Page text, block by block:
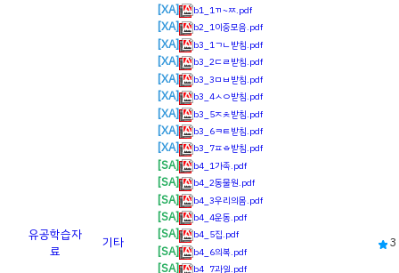
유공학습자
료
기타
[XA]
b1_1ㄲ~ㅉ.pdf
[XA] b2_1이중모음.pdf
[XA] b3_1ㄱㄴ받침.pdf
[XA] b3_2ㄷㄹ받침.pdf
[XA] b3_3ㅁㅂ받침.pdf
[XA] b3_4ㅅㅇ받침.pdf
[XA] b3_5ㅈㅊ받침.pdf
[XA] b3_6ㅋㅌ받침.pdf
[XA] b3_7ㅍㅎ받침.pdf
[SA] b4_1가족.pdf
[SA] b4_2동물원.pdf
[SA] b4_3우리의몸.pdf
[SA] b4_4운동.pdf
[SA] b4_5집.pdf
[SA] b4_6의복.pdf
[SA] b4_7과일.pdf
3